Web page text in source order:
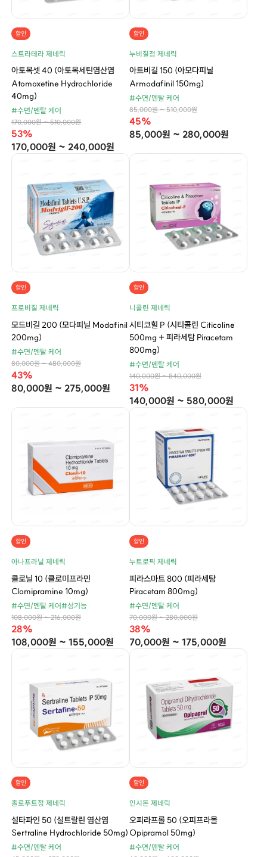
할인
스트라테라 제네릭
아토목셋 40 (아토목세틴염산염
Atomoxetine Hydrochloride
40mg)
#수면/멘탈 케어
170,000원 ~ 510,000원
53%
170,000원 ~ 240,000원
할인
누비질정 제네릭
아트비길 150 (아모다피닐
Armodafinil 150mg)
#수면/멘탈 케어
85,000원 ~ 510,000원
45%
85,000원 ~ 280,000원
할인
프로비질 제네릭
모드비길 200 (모다피닐 Modafinil
200mg)
#수면/멘탈 케어
80,000원 ~ 480,000원
43%
80,000원 ~ 275,000원
할인
니콜린 제네릭
시티코힐 P (시티콜린 Citicoline
500mg + 피라세탐 Piracetam
800mg)
#수면/멘탈 케어
140,000원 ~ 840,000원
31%
140,000원 ~ 580,000원
할인
아나프라닐 제네릭
클로닐 10 (클로미프라민
Clomipramine 10mg)
#수면/멘탈 케어#성기능
108,000원 ~ 216,000원
28%
108,000원 ~ 155,000원
할인
누트로픽 제네릭
피라스마트 800 (피라세탐
Piracetam 800mg)
#수면/멘탈 케어
70,000원 ~ 280,000원
38%
70,000원 ~ 175,000원
할인
졸로푸트정 제네릭
설타파인 50 (설트랄린 염산염
Sertraline Hydrochloride 50mg)
#수면/멘탈 케어
할인
인시돈 제네릭
오피라프롤 50 (오피프라몰
Opipramol 50mg)
#수면/멘탈 케어